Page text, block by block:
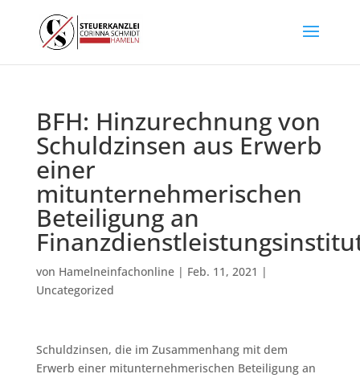
BFH: Hinzurechnung von
Schuldzinsen aus Erwerb
einer
mitunternehmerischen
Beteiligung an
von Hamelneinfachonline| Feb. 11, 2021 |
Uncategorized
Schuldzinsen, die im Zusammenhang mit dem
Erwerb einer mitunternehmerischen Beteiligung an